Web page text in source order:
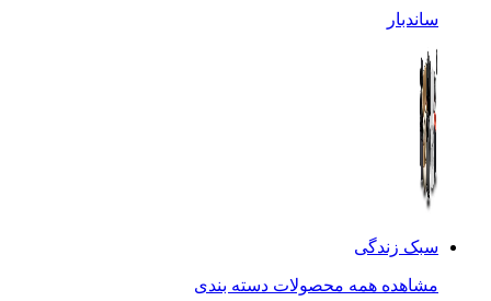
ساندبار
سبک زندگی
مشاهده همه محصولات دسته بندی